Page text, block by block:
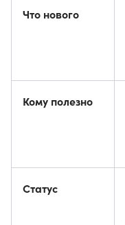
Что нового
Кому полезно
Статус